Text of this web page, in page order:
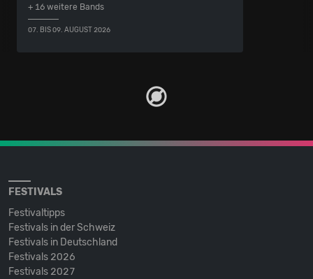
+ 16 weitere Bands
07. BIS 09. AUGUST 2026
FESTIVALS
Festivaltipps
Festivals in der Schweiz
Festivals in Deutschland
Festivals 2026
Festivals 2027